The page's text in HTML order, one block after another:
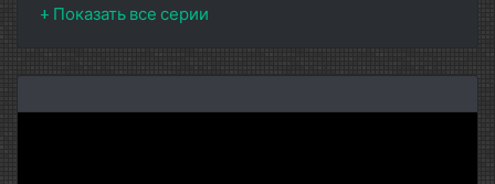
1 сезон 10 серия
1 января 2015
1 сезон 9 серия
Серия 9